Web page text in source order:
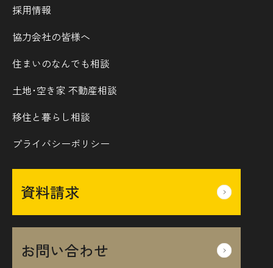
採用情報
協力会社の皆様へ
住まいのなんでも相談
土地･空き家 不動産相談
移住と暮らし相談
プライバシーポリシー
資料請求
お問い合わせ